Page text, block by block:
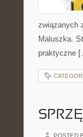
związanych
Maluszka.
praktyczne
POSTED